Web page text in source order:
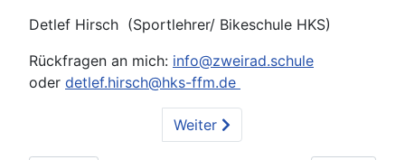
Detlef Hirsch (Sportlehrer/ Bikeschule HKS)
Rückfragen an mich: info@zweirad.schule
oder detlef.hirsch@hks-ffm.de
Weiter